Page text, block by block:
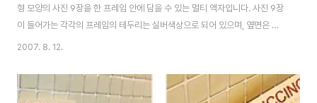
형 모양의 사진 9장을 한 프레임 안에 담을 수 있는 멀티 액자입니다. 사진 9장
이 들어가는 각각의 프레임의 테두리는 실버색상으로 되어 있으며, 옆면은 화
이트색상으로 포인트를 준 제품입니다. 퍼즐을 맞추는 것처럼 독특하게 한장의
든 사진을 차례로 꽂으면 액자 자체로도 멋진 사진 앨범이 될 수 있는 액자입니
다. 각각의 작은 프레임들에 입체감까지 주어 사진에 생기를 불어 넣어 줍니다.
2007. 8. 12.